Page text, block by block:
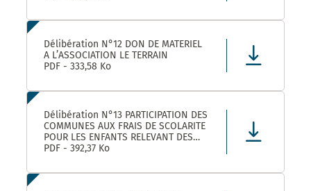
DU FONDS NATIONAL FRANCE
Délibération N°12 DON DE MATERIEL
A L’ASSOCIATION LE TERRAIN
PDF - 333,58 Ko
Délibération N°13 PARTICIPATION DES
COMMUNES AUX FRAIS DE SCOLARITE
POUR LES ENFANTS RELEVANT DES
DISPOSITIFS ULISS ET DAR
CASTELNAUVIENNES
PDF - 392,37 Ko